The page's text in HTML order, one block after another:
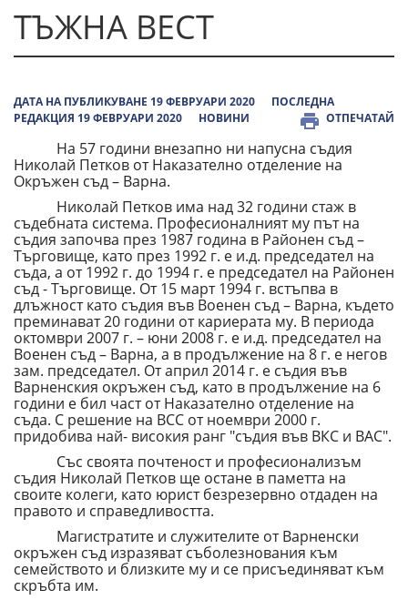
ТЪЖНА ВЕСТ
ДАТА НА ПУБЛИКУВАНЕ 19 ФЕВРУАРИ 2020
ПОСЛЕДНА
РЕДАКЦИЯ 19 ФЕВРУАРИ 2020
НОВИНИ ОТПЕЧАТАЙ
На 57 години внезапно ни напусна съдия
Николай Петков от Наказателно отделение на
Окръжен съд – Варна.
Николай Петков има над 32 години стаж в
съдебната система. Професионалният му път на
съдия започва през 1987 година в Районен съд –
Търговище, като през 1992 г. е и.д. председател на
съда, а от 1992 г. до 1994 г. е председател на Районен
съд - Търговище. От 15 март 1994 г. встъпва в
длъжност като съдия във Военен съд – Варна, където
преминават 20 години от кариерата му. В периода
октомври 2007 г. – юни 2008 г. е и.д. председател на
Военен съд – Варна, а в продължение на 8 г. е негов
зам. председател. От април 2014 г. е съдия във
Варненския окръжен съд, като в продължение на 6
години е бил част от Наказателно отделение на
съда. С решение на ВСС от ноември 2000 г.
придобива най- високия ранг "съдия във ВКС и ВАС".
Със своята почтеност и професионализъм
съдия Николай Петков ще остане в паметта на
своите колеги, като юрист безрезервно отдаден на
правото и справедливостта.
Магистратите и служителите от Варненски
окръжен съд изразяват съболезнования към
семейството и близките му и се присъединяват към
скръбта им.